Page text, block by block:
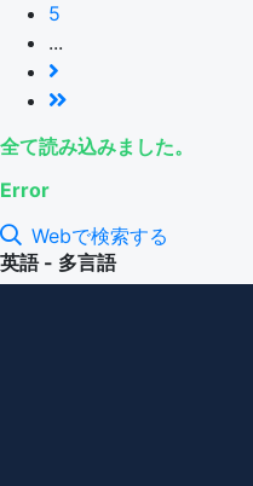
5
...
全て読み込みました。
Error
Webで検索する
英語 - 多言語